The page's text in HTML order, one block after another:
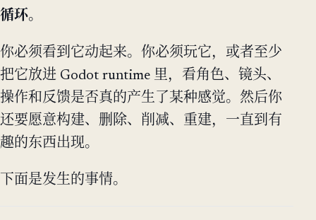
循环。
你必须看到它动起来。你必须玩它，或者至少
把它放进 Godot runtime 里，看角色、镜头、
操作和反馈是否真的产生了某种感觉。然后你
还要愿意构建、删除、削减、重建，一直到有
趣的东西出现。
下面是发生的事情。